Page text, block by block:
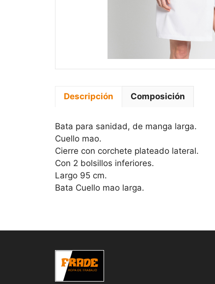
Descripción Composición
Bata para sanidad, de manga larga.
Cuello mao.
Cierre con corchete plateado lateral.
Con 2 bolsillos inferiores.
Largo 95 cm.
Bata Cuello mao larga.